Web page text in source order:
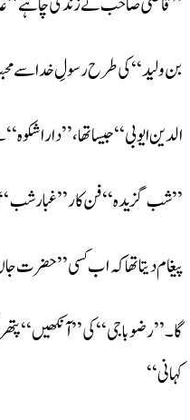
بن ولید‘‘کی طرح رسولِ خدا سے
الدین ایوبی‘‘جیسا تھا، ’’دارا
’’شب گزیدہ‘‘فن کار’’غبار
پیغام دیتا تھاکہ اب کسی’’ حضرت
گا۔’’رضو باجی‘‘ کی ’’آنکھیں‘‘
کہانی‘‘